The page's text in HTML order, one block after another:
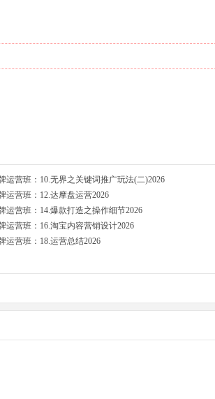
运营班：10.无界之关键词推广玩法(二)2026
运营班：12.达摩盘运营2026
运营班：14.爆款打造之操作细节2026
运营班：16.淘宝内容营销设计2026
运营班：18.运营总结2026